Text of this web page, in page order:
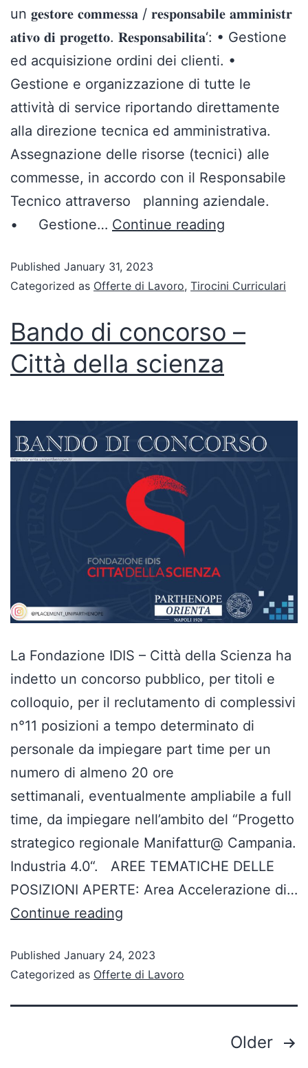
un 𝐠𝐞𝐬𝐭𝐨𝐫𝐞 𝐜𝐨𝐦𝐦𝐞𝐬𝐬𝐚 / 𝐫𝐞𝐬𝐩𝐨𝐧𝐬𝐚𝐛𝐢𝐥𝐞 𝐚𝐦𝐦𝐢𝐧𝐢𝐬𝐭𝐫
𝐚𝐭𝐢𝐯𝐨 𝐝𝐢 𝐩𝐫𝐨𝐠𝐞𝐭𝐭𝐨. 𝐑𝐞𝐬𝐩𝐨𝐧𝐬𝐚𝐛𝐢𝐥𝐢𝐭𝐚‘: • Gestione
ed acquisizione ordini dei clienti. •
Gestione e organizzazione di tutte le
attività di service riportando direttamente
alla direzione tecnica ed amministrativa.
Assegnazione delle risorse (tecnici) alle
commesse, in accordo con il Responsabile
Tecnico attraverso planning aziendale.
• Gestione… Continue reading
Published January 31, 2023
Categorized as Offerte di Lavoro, Tirocini Curriculari
Bando di concorso –
Città della scienza
La Fondazione IDIS – Città della Scienza ha
indetto un concorso pubblico, per titoli e
colloquio, per il reclutamento di complessivi
n°11 posizioni a tempo determinato di
personale da impiegare part time per un
numero di almeno 20 ore
settimanali, eventualmente ampliabile a full
time, da impiegare nell’ambito del “Progetto
strategico regionale Manifattur@ Campania.
Industria 4.0“. AREE TEMATICHE DELLE
POSIZIONI APERTE: Area Accelerazione di…
Continue reading
Published January 24, 2023
Categorized as Offerte di Lavoro
Older